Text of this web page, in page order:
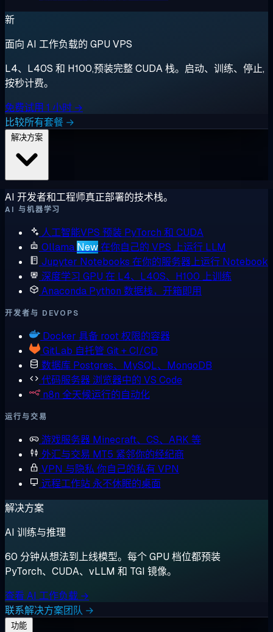
新
面向 AI 工作负载的 GPU VPS
L4、L40S 和 H100,预装完整 CUDA 栈。启动、训练、停止,
按秒计费。
免费试用 1 小时 →
比较所有套餐 →
AI 开发者和工程师真正部署的技术栈。
AI 与机器学习
人工智能VPS 预装 PyTorch 和 CUDA
Ollama New在你自己的 VPS 上运行 LLM
Jupyter Notebooks 在你的服务器上运行 Notebook
深度学习 GPU 在 L4、L40S、H100 上训练
Anaconda Python 数据栈，开箱即用
开发者与 DEVOPS
Docker 具备 root 权限的容器
GitLab 自托管 Git + CI/CD
数据库 Postgres、MySQL、MongoDB
代码服务器 浏览器中的 VS Code
n8n 全天候运行的自动化
运行与交易
游戏服务器 Minecraft、CS、ARK 等
外汇与交易 MT5 紧邻你的经纪商
VPN 与隐私 你自己的私有 VPN
远程工作站 永不休眠的桌面
解决方案
AI 训练与推理
60 分钟从想法到上线模型。每个 GPU 档位都预装
PyTorch、CUDA、vLLM 和 TGI 镜像。
查看 AI 工作负载 →
联系解决方案团队 →